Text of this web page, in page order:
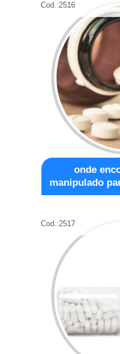
Cod.:2516
onde
manipulado
Cod.:2517